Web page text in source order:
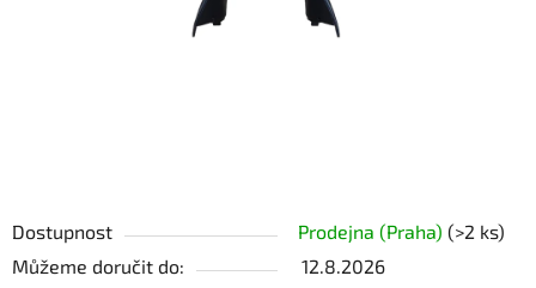
Dostupnost Prodejna (Praha) (>2 ks)
Můžeme doručit do:
12.8.2026